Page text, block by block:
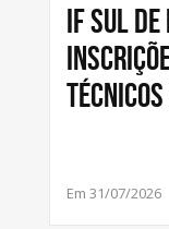
IF Sul
Em 31/07/2026